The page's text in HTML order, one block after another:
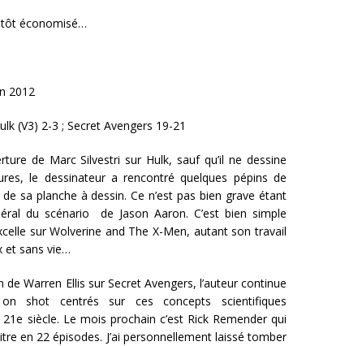
économisé…
2012
(V3) 2-3 ; Secret Avengers 19-21
de Marc Silvestri sur Hulk, sauf qu’il ne dessine
le dessinateur a rencontré quelques pépins de
sa planche à dessin. Ce n’est pas bien grave étant
du scénario de Jason Aaron. C’est bien simple
sur Wolverine and The X-Men, autant son travail
et sans vie…
de Warren Ellis sur Secret Avengers, l’auteur continue
shot centrés sur ces concepts scientifiques
siècle. Le mois prochain c’est Rick Remender qui
en 22 épisodes. J’ai personnellement laissé tomber